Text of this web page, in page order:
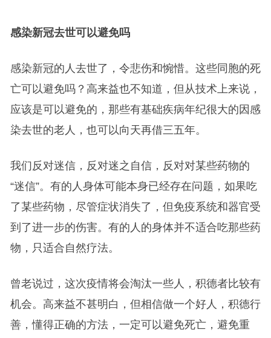
感染新冠去世可以避免吗
感染新冠的人去世了，令悲伤和惋惜。这些同胞的死
亡可以避免吗？高来益也不知道，但从技术上来说，
应该是可以避免的，那些有基础疾病年纪很大的因感
染去世的老人，也可以向天再借三五年。
我们反对迷信，反对迷之自信，反对对某些药物的
“迷信”。有的人身体可能本身已经存在问题，如果吃
了某些药物，尽管症状消失了，但免疫系统和器官受
到了进一步的伤害。有的人的身体并不适合吃那些药
物，只适合自然疗法。
曾老说过，这次疫情将会淘汰一些人，积德者比较有
机会。高来益不甚明白，但相信做一个好人，积德行
善，懂得正确的方法，一定可以避免死亡，避免重